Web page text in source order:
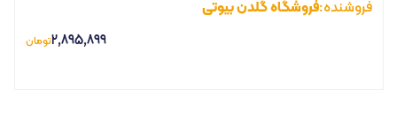
فروشنده:فروشگاه گلدن بیوتی
2,895,899تومان